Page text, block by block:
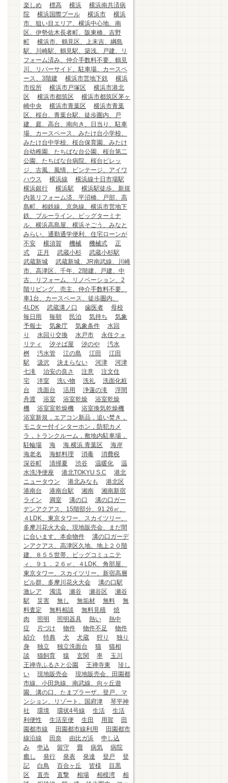
楽しめ
標高 横浜
横浜南共済病
院
横浜国際プール 横浜市
横浜
市、狙い目エリア、横浜中心地、南
区、伊勢佐木長者町、阪東橋、吉野
町
横浜市、鶴見区、上末吉、綱島
駅、川崎駅、鶴見駅、築浅、戸建、リ
フォーム済み、仲介手数料不要、鶴見
川、リバーサイド、駐車場、カースペ
ース、3階建
横浜市営地下鉄
横浜
市役所
横浜市戸塚区
横浜市港北
区
横浜市都筑区
横浜市都筑区茅ヶ
崎中央
横浜市青葉区
横浜市青葉
区、桜台、青葉台駅、徒歩圏内、戸
建、庭、高台、南向き、日当り、駐車
場、カースペース、みたけ台小学校、
みたけ台中学校、桜台保育園、みたけ
台幼稚園、たちばな台公園、桜台第二
公園、たちばな台病院、桜台ビレッ
ジ、古風、風情、ビンテージ、アイワ
ハウス
横浜線
横浜線十日市場駅
横浜銀行
横浜駅
横浜駅徒歩、新規
内装リフォーム済、平沼橋、戸部、高
島町、相鉄線、京急線、横浜市営地下
鉄、ブルーライン、ビッグターミナ
ル、横浜高島屋、横浜そごう、みなと
みらい、通勤通学便利、住宅ローンが
不安
横須賀 機械 機械式
正
式
正月 武蔵小杉
武蔵小杉駅
武蔵新城
武蔵新城、JR南武線、川崎
市、高津区、千年、2階建、戸建、中
古、リフォーム、リノベーション、2
階リビング、売主、仲介手数料不要、
車1台、カースペース、徒歩圏内、
4LDK
武蔵溝ノ口 歯医者
母校
毎日雨
毎朝 民泊 気持ち
気象
予報士
気象庁 気象条件
水回
り
水回り交換 水戸市
永住クォ
リティ
汐そば屋 汐のや
汚水
桝
汚水管 江の島 江田
江田
駅
汲沢 決まらない 河津
河津
七滝
治安の良さ 注意
注文住
宅
洋室 洗い物 洗礼
洗面化粧
台
洗面台 活用 浄蓮の滝
浮間
舟渡
浴室 浴室乾燥
浴室乾燥
機
浴室室乾燥機
浴室換気乾燥機
浴室新規，エアコン新品，追い焚き，
モニター付インターホン，防犯カメ
ラ，トランクルーム，敷地内駐車場，
駐輪場
海 海.横浜.青葉区
海岸
海老名
海鮮料理 消毒
消費税
深谷町
清掃夏 渋谷 温暖化
温
水洗浄便座
港北TOKYU S.C
港北
ニュータウン
港北みなも
港北区
港南台
港南台駅 湘南
湘南新宿
ライン
満室 溝の口
溝の口ガー
デンアクアス、15階部分、91.26㎡、
４LDK、東京タワー、スカイツリー、
多摩川花火大会、現地販売会、まだ間
に合います、本命物件
溝の口ガーデ
ンアクアス、高津区久地、地上２０階
建、８５５世帯、ビッグコミュニテ
ィ、９１．２６㎡、４LDK、角部屋、
東京タワー、スカイツリー、新宿高層
ビル群、多摩川花火大会
溝の口駅
激レア
濁流 瀬谷 瀬谷区
瀬谷
駅
災害 無し 無垢材 無料
無
料査定
無料相談 無料見積
焼
肉
照明 照明器具 熱い
熱中
症
片づけ 物件 物件不足
物件
紹介
特典 犬 犬蔵 狩り
独り
身
独立 独立洗面台 猫
猫相
談
猫飼育 猿 玄関 率
玉川
王禅寺ふるさと公園
王禅寺東
珍し
い
現地販売会
現地販売会、田園都
市線、小田急線、南武線、向ヶ丘遊
園、溝の口、たまプラーザ、登戸、マ
ンション、リゾート、国府津
琴平神
社
環境 環状4号線 生活
生活
利便性
生活至便 生田 用賀
田
園都市線
田園都市線利用
田園都市
線沿線
田奈 由比ガ浜
申し込
み
申込 留守 畳 病気
病院
癒し
発行 発表 発達 登戸
登
記
白鳥 百合ヶ丘 皆様
目黒
区
直売 直撃 相場 相模湾
相